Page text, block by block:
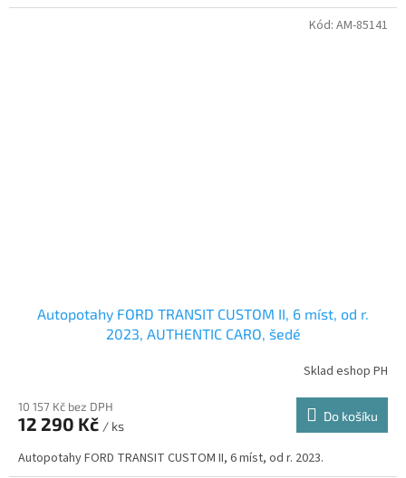
Autopotahy FORD TRANSIT CUSTOM II, 6 míst, od r.
2023, AUTHENTIC CARO, šedé
Sklad eshop PH
10 157 Kč bez DPH
12 290 Kč / ks
Do košíku
Autopotahy FORD TRANSIT CUSTOM II, 6 míst, od r. 2023.
Kód: AM-85141